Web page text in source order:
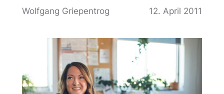
Wolfgang Griepentrog 12. April 2011